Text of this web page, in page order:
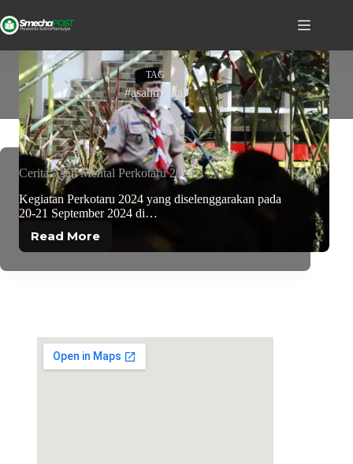
TAG
#asahmental
Cerita Asah Mental Perkotaru 2024
Kegiatan Perkotaru 2024 yang diselenggarakan pada
20-21 September 2024 di…
Read More